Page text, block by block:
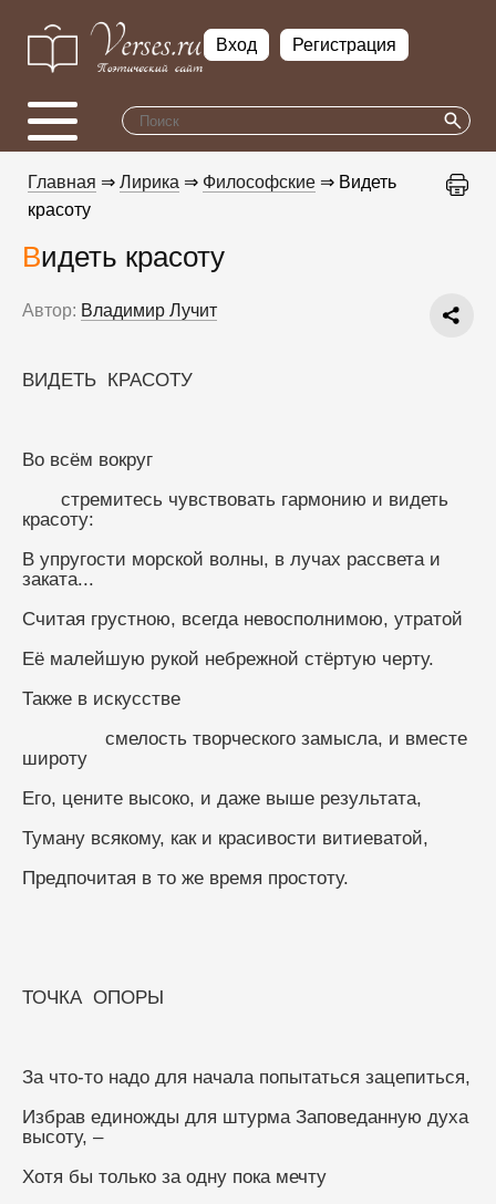
Вход Регистрация
Главная ⇒ Лирика ⇒ Философские ⇒ Видеть
красоту
Видеть красоту
Автор: Владимир Лучит
ВИДЕТЬ  КРАСОТУ
Во всём вокруг
красоту:
В упругости морской волны, в лучах рассвета и
заката...
Считая грустною, всегда невосполнимою, утратой
Её малейшую рукой небрежной стёртую черту.
Также в искусстве
широту
Его, цените высоко, и даже выше результата,
Туману всякому, как и красивости витиеватой,
Предпочитая в то же время простоту.
ТОЧКА  ОПОРЫ
За что-то надо для начала попытаться зацепиться,
Избрав единожды для штурма Заповеданную духа
высоту, –
Хотя бы только за одну пока мечту